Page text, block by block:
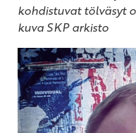
kohdistuvat tölväsyt
kuva SKP arkisto